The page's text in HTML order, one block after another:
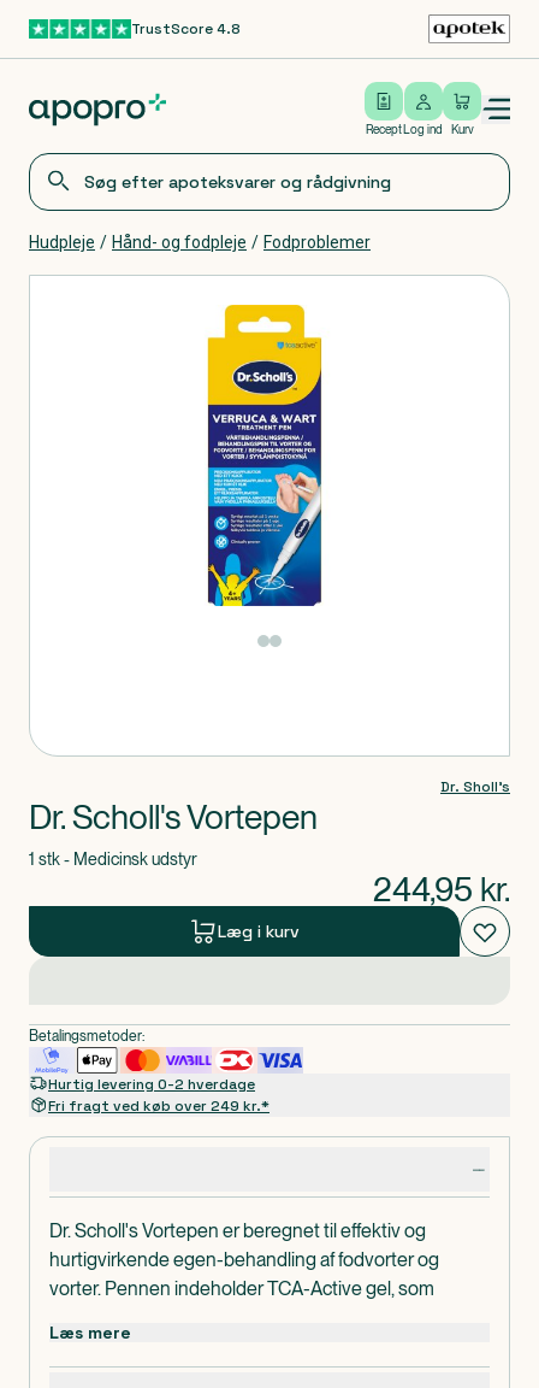
Gå til hovedindholdTrustScore 4.8
Recept
Log ind
Log ind Kurv
Open/close menu
Hudpleje / Hånd- og fodpleje / Fodproblemer
Dr. Scholl's Vortepen er beregnet til effektiv og
hurtigvirkende egen-behandling af fodvorter og
vorter. Pennen indeholder TCA-Active gel, som
Bemærkning
KUN til fodvorter og vorter på hænder og fødder.
Læs mere
Dr. Sholl's
Dr. Scholl's Vortepen
1 stk - Medicinsk udstyr
244,95 kr.
Læg i kurv
Betalingsmetoder:
Hurtig levering 0-2 hverdage
Fri fragt ved køb over 249 kr.*